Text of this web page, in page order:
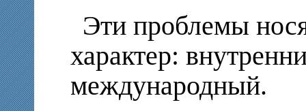
Эти проблемы
характер:
международный.